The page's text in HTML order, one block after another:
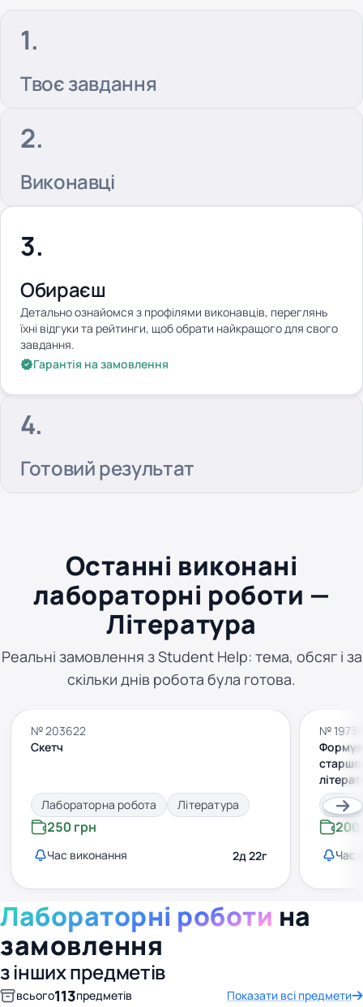
Твоє завдання
Виконавці
Обираєш
Детально ознайомся з профілями виконавців, переглянь
їхні відгуки та рейтинги, щоб обрати найкращого для свого
завдання.
Гарантія на замовлення
Готовий результат
Останні виконані
лабораторні роботи —
Література
Реальні замовлення з Student Help: тема, обсяг і за
скільки днів робота була готова.
№ 203622
Скетч
Лабораторна робота Література
250 грн
Час виконання 2д 22г
№
200
Час
Лабораторні роботи на
замовлення
з інших предметів
всього113предметів Показати всі предмети